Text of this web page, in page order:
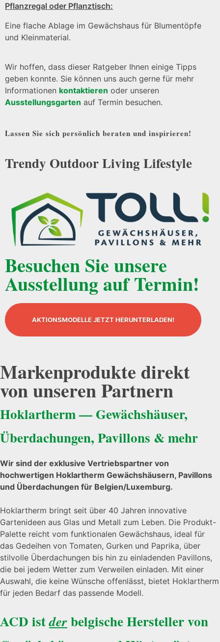
Pflanzregal oder Pflanztisch:
Eine flache Ablage im Gewächshaus für Blumentöpfe
und Kleinmaterial.
Wir hoffen, dass dieser Ratgeber Ihnen einige Tipps
geben konnte. Sie können uns auch gerne für mehr
Informationen kontaktieren oder unseren
Ausstellungsgarten auf Termin besuchen.
Lassen Sie sich persönlich beraten und inspirieren!
Trendy Outdoor Living Lifestyle
Besuchen Sie unsere
Ausstellung auf Termin!
AKTIONSMODELLE JETZT HERUNTERLADEN!
Markenprodukte direkt
von unseren Partnern
Hoklartherm — Gewächshäuser,
Überdachungen, Pavillons & mehr
Wir sind der exklusive Vertriebspartner von
hochwertigen Hoklartherm Gewächshäusern, Pavillons
und Überdachungen für Belgien/Luxemburg.
Hoklartherm bringt seit über 40 Jahren innovative
Gartenideen aus Glas und Metall zum Leben. Die Produkt-
Palette reicht vom funktionalen Gewächshaus, ideal für
das Gedeihen von Tomaten, Gurken und Paprika, über
stilvolle Überdachungen bis hin zu einladenden Pavillons,
die bei jedem Wetter zum Verweilen einladen. Mit einer
Auswahl, die keine Wünsche offenlässt, bietet Hoklartherm
für jeden Bedarf das passende Modell.
ACD istderbelgische Hersteller von